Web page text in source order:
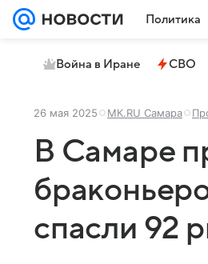
Политика
Война в Иране СВО
26 мая 2025 МК.RU Самара
В Самаре
спасли 92